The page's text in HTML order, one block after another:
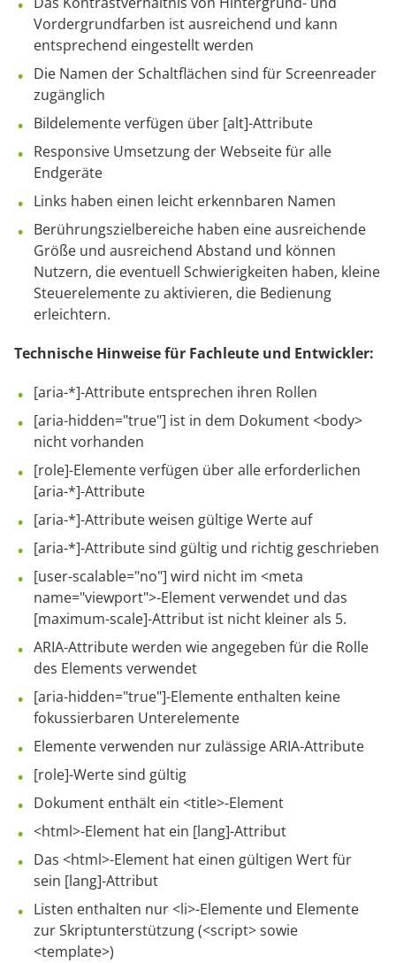
Vordergrundfarben ist ausreichend und kann
entsprechend eingestellt werden
Die Namen der Schaltflächen sind für Screenreader
zugänglich
Bildelemente verfügen über [alt]-Attribute
Responsive Umsetzung der Webseite für alle
Endgeräte
Links haben einen leicht erkennbaren Namen
Berührungszielbereiche haben eine ausreichende
Größe und ausreichend Abstand und können
Nutzern, die eventuell Schwierigkeiten haben, kleine
Steuerelemente zu aktivieren, die Bedienung
erleichtern.
Technische Hinweise für Fachleute und Entwickler:
[aria-*]-Attribute entsprechen ihren Rollen
[aria-hidden="true"] ist in dem Dokument <body>
nicht vorhanden
[role]-Elemente verfügen über alle erforderlichen
[aria-*]-Attribute
[aria-*]-Attribute weisen gültige Werte auf
[aria-*]-Attribute sind gültig und richtig geschrieben
[user-scalable="no"] wird nicht im <meta
name="viewport">-Element verwendet und das
[maximum-scale]-Attribut ist nicht kleiner als 5.
ARIA-Attribute werden wie angegeben für die Rolle
des Elements verwendet
[aria-hidden="true"]-Elemente enthalten keine
fokussierbaren Unterelemente
Elemente verwenden nur zulässige ARIA-Attribute
[role]-Werte sind gültig
Dokument enthält ein <title>-Element
<html>-Element hat ein [lang]-Attribut
Das <html>-Element hat einen gültigen Wert für
sein [lang]-Attribut
Listen enthalten nur <li>-Elemente und Elemente
zur Skriptunterstützung (<script> sowie
<template>)